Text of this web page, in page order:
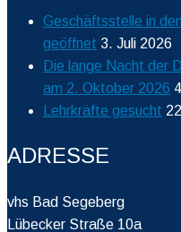
Geschäftsstelle in
geöffnet 3. Juli 2026
Die lange Nacht der
am 2. Oktober 2026
Lehrkräfte gesucht
ADRESSE
vhs Bad Segeberg
Lübecker Straße 10a